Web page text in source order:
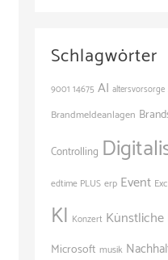
Schlagwörter
9001 14675 AI altersvorsorge
Brandmeldeanlagen
Controlling
edtime PLUS erp Event
KI Konzert
Microsoft musik